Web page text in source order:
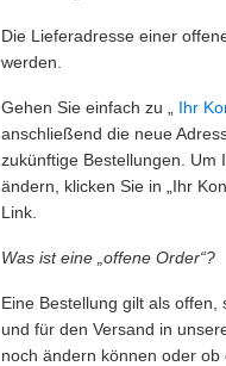
Die Lieferadresse einer
werden.
Gehen Sie einfach zu „ Ihr
anschließend die neue
zukünftige Bestellungen. Um
ändern, klicken Sie in „Ihr
Link.
Was ist eine „offene Order“?
Eine Bestellung gilt als
und für den Versand in
noch ändern können oder ob